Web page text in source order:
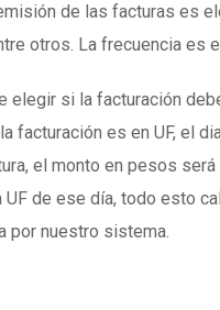
de las facturas es
otros. La frecuencia es
elegir si la facturación
facturación es en UF, el
el monto en pesos será
UF de ese día, todo esto
por nuestro sistema.